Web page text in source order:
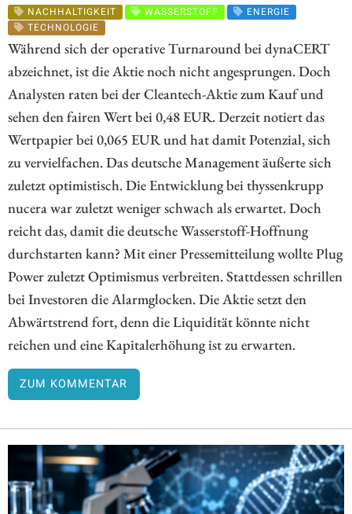
NACHHALTIGKEIT WASSERSTOFF
ENERGIE
TECHNOLOGIE
Während sich der operative Turnaround bei dynaCERT
abzeichnet, ist die Aktie noch nicht angesprungen. Doch
Analysten raten bei der Cleantech-Aktie zum Kauf und
sehen den fairen Wert bei 0,48 EUR. Derzeit notiert das
Wertpapier bei 0,065 EUR und hat damit Potenzial, sich
zu vervielfachen. Das deutsche Management äußerte sich
zuletzt optimistisch. Die Entwicklung bei thyssenkrupp
nucera war zuletzt weniger schwach als erwartet. Doch
reicht das, damit die deutsche Wasserstoff-Hoffnung
durchstarten kann? Mit einer Pressemitteilung wollte Plug
Power zuletzt Optimismus verbreiten. Stattdessen schrillen
bei Investoren die Alarmglocken. Die Aktie setzt den
Abwärtstrend fort, denn die Liquidität könnte nicht
reichen und eine Kapitalerhöhung ist zu erwarten.
ZUM KOMMENTAR